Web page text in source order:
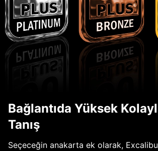
Bağlantıda Yüksek
Tanış
Seçeceğin anakarta ek olarak,